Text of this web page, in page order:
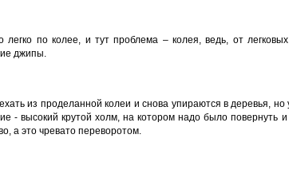
легко по колее, и тут проблема – колея, ведь, от
джипы.
из проделанной колеи и снова упираются в деревья,
- высокий крутой холм, на котором надо было повернуть
а это чревато переворотом.